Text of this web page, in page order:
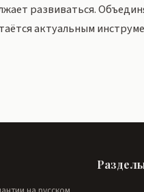
развиваться.
актуальным